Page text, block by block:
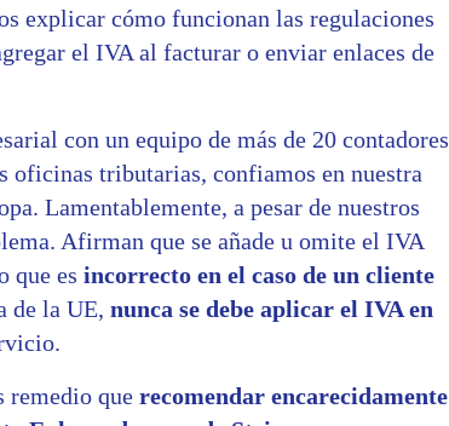
explicar cómo funcionan las regulaciones
el IVA al facturar o enviar enlaces de
con un equipo de más de 20 contadores
oficinas tributarias, confiamos en nuestra
Lamentablemente, a pesar de nuestros
Afirman que se añade u omite el IVA
que es incorrecto en el caso de un cliente
de la UE, nunca se debe aplicar el IVA en
remedio que recomendar encarecidamente